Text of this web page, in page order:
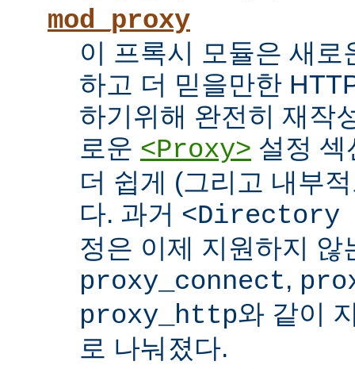
mod_proxy
이 프록시 모듈은 새
하고 더 믿을만한
하기위해 완전히 재작
로운 <Proxy> 설정 섹
더 쉽게 (그리고 내부
다. 과거
정은 이제 지원하지 않
proxy_connect,
proxy_http와 같이
로 나눠졌다.